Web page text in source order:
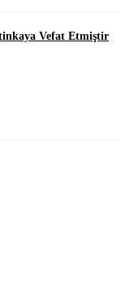
Vefat Etmiştir